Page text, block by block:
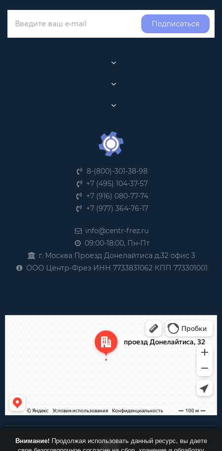
Подписаться
8-(800)-301-38-98
+7 (495) 104-37-57
+7 (916) 080-77-74
+7 (977) 364-76-17
info@centr-frez.ru
09:00-18:00, Пн-Пт
г. Москва Проезд Донелайтиса д.32 офис 3
ООО Центр-Фрез ИНН 7733831062 КПП 773301001
Внимание!Продолжая использовать данный ресурс, вы даете